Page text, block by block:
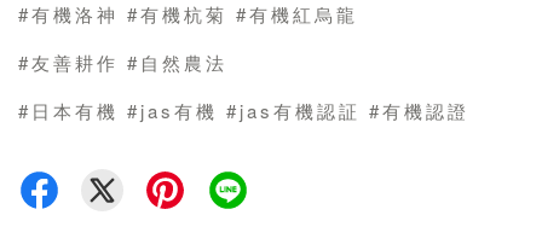
#有機洛神 #有機杭菊 #有機紅烏龍
#友善耕作 #自然農法
#日本有機 #jas有機 #jas有機認証 #有機認證